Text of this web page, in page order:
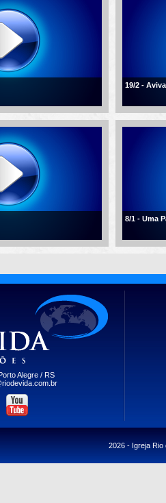
19/2 -
8/1 - Uma
Alegre / RS
2026 - Igreja Rio